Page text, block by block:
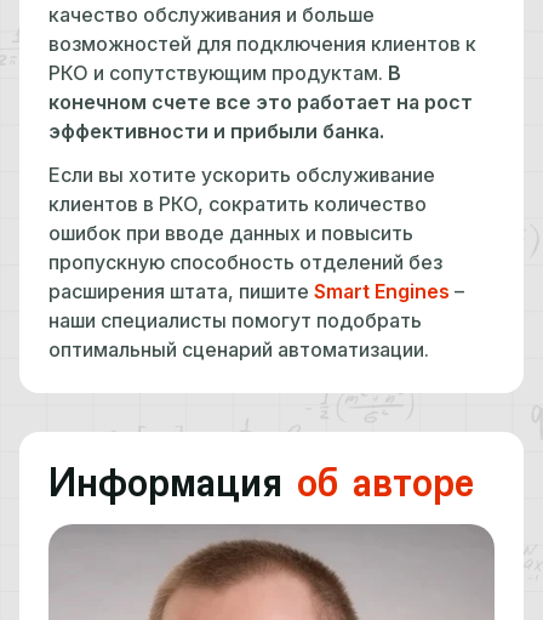
качество обслуживания и больше
возможностей для подключения клиентов к
РКО и сопутствующим продуктам. В
конечном счете все это работает на рост
эффективности и прибыли банка.
Если вы хотите ускорить обслуживание
клиентов в РКО, сократить количество
ошибок при вводе данных и повысить
пропускную способность отделений без
расширения штата, пишите Smart Engines –
наши специалисты помогут подобрать
оптимальный сценарий автоматизации.
Информация об авторе